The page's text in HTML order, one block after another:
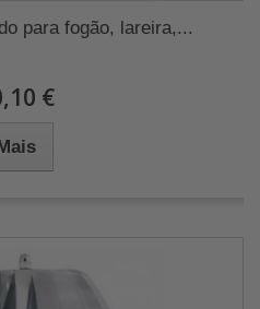
para fogão, lareira,...
€